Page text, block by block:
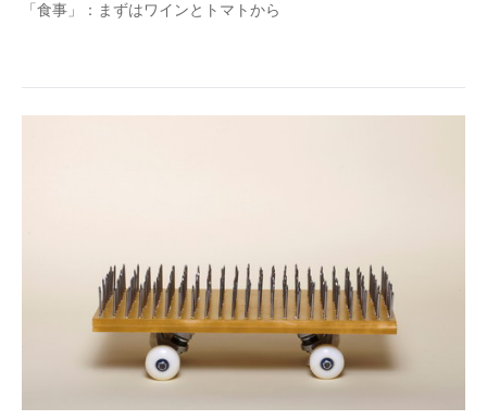
「食事」：まずはワインとトマトから